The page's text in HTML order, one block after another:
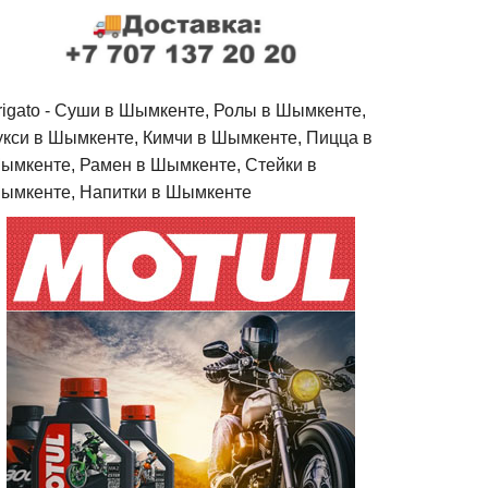
- Cуши в Шымкенте, Ролы в Шымкенте,
в Шымкенте, Кимчи в Шымкенте, Пицца в
Рамен в Шымкенте, Стейки в
Напитки в Шымкенте